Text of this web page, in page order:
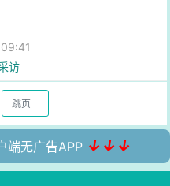
访
端无广告APP ↓↓↓